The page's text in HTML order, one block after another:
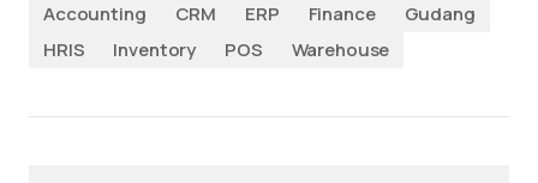
Accounting
CRM ERP Finance
Gudang
HRIS
Inventory POS Warehouse